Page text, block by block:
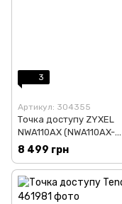
3
Артикул: 304355
Точка доступу ZYXEL
NWA110AX (NWA110AX-
EU0102F)
8 499 грн